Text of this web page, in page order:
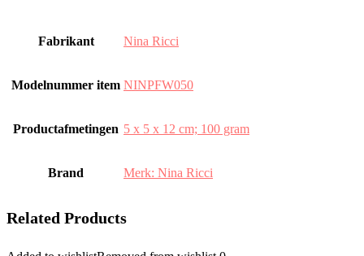
Fabrikant ‎Nina Ricci
Modelnummer item ‎NINPFW050
Productafmetingen ‎5 x 5 x 12 cm; 100 gram
Brand Merk: Nina Ricci
Related Products